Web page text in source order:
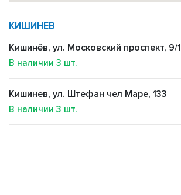
КИШИНЕВ
Кишинёв, ул. Московский проспект, 9/1
В наличии 3 шт.
Кишинев, ул. Штефан чел Маре, 133
В наличии 3 шт.